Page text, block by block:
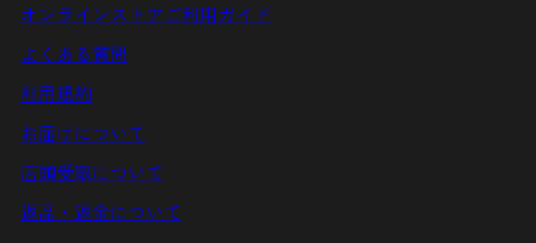
オンラインストアご利用ガイド
よくある質問
利用規約
お届けについて
店頭受取について
返品・返金について